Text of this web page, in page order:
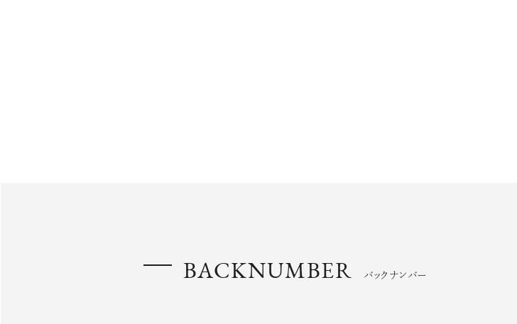
BACKNUMBER バックナンバー